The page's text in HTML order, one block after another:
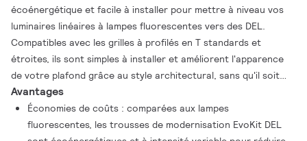
écoénergétique et facile à installer pour mettre à niveau vos
luminaires linéaires à lampes fluorescentes vers des DEL.
Compatibles avec les grilles à profilés en T standards et
étroites, ils sont simples à installer et améliorent l'apparence
de votre plafond grâce au style architectural, sans qu'il soit
nécessaire de casser le plénum du plafond. . Les unités sont
également livrées en standard avec des capacités de
gradation, ce qui les rend idéales pour des applications telles
Avantages
Économies de coûts : comparées aux lampes
fluorescentes, les trousses de modernisation EvoKit DEL